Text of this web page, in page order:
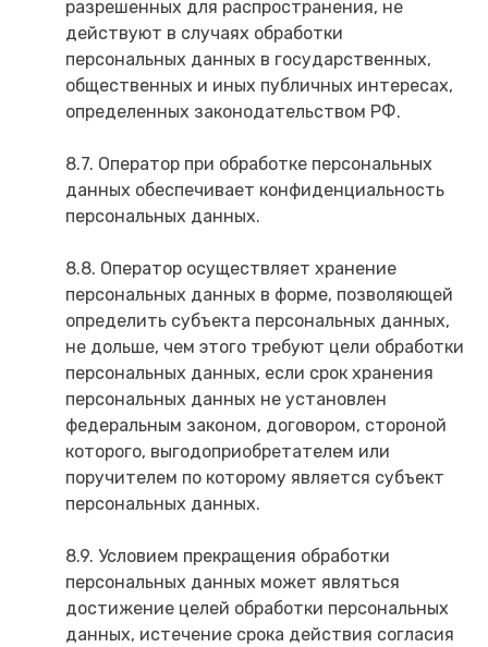
разрешенных для распространения, не
действуют в случаях обработки
персональных данных в государственных,
общественных и иных публичных интересах,
определенных законодательством РФ.
8.7. Оператор при обработке персональных
данных обеспечивает конфиденциальность
персональных данных.
8.8. Оператор осуществляет хранение
персональных данных в форме, позволяющей
определить субъекта персональных данных,
не дольше, чем этого требуют цели обработки
персональных данных, если срок хранения
персональных данных не установлен
федеральным законом, договором, стороной
которого, выгодоприобретателем или
поручителем по которому является субъект
персональных данных.
8.9. Условием прекращения обработки
персональных данных может являться
достижение целей обработки персональных
данных, истечение срока действия согласия